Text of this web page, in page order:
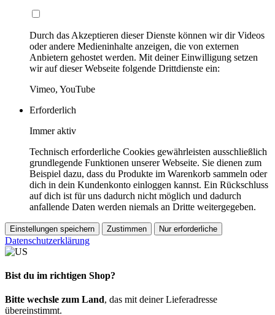
Durch das Akzeptieren dieser Dienste können wir dir Videos
oder andere Medieninhalte anzeigen, die von externen
Anbietern gehostet werden. Mit deiner Einwilligung setzen
wir auf dieser Webseite folgende Drittdienste ein:
Vimeo, YouTube
Erforderlich
Immer aktiv
Technisch erforderliche Cookies gewährleisten ausschließlich
grundlegende Funktionen unserer Webseite. Sie dienen zum
Beispiel dazu, dass du Produkte im Warenkorb sammeln oder
dich in dein Kundenkonto einloggen kannst. Ein Rückschluss
auf dich ist für uns dadurch nicht möglich und dadurch
anfallende Daten werden niemals an Dritte weitergegeben.
Einstellungen speichern Zustimmen Nur erforderliche
Datenschutzerklärung
Bist du im richtigen Shop?
Bitte wechsle zum Land, das mit deiner Lieferadresse
übereinstimmt.